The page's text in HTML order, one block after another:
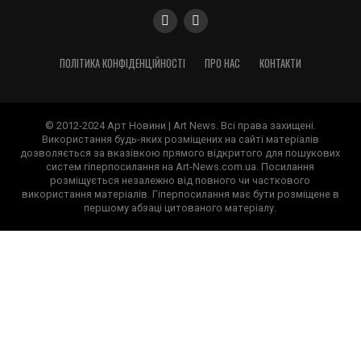
ПОЛІТИКА КОНФІДЕНЦІЙНОСТІ ПРО НАС КОНТАКТИ
© 2012-2024 Арт Новини | Art News. Всі права захищені.
Використання будь-яких розміщених на сайті матеріалів
дозволяється за вказівкою прямого відкритого для пошукових
систем гіперпосилання на Art-News.com.ua. Посилання
розміщується незалежно від повного чи часткового
використання матеріалів. Гіперпосилання має бути розміщене в
першому абзаці цитованого матеріалу.